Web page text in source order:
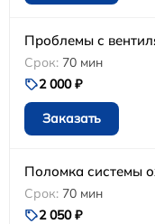
Проблемы с
70 мин
2 000 ₽
Заказать
Поломка системы
70 мин
2 050 ₽